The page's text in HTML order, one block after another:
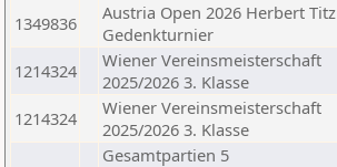
1349836
Austria Open 2026 Herbert Titz
Gedenkturnier
1214324
Wiener Vereinsmeisterschaft
2025/2026 3. Klasse
1214324
Wiener Vereinsmeisterschaft
2025/2026 3. Klasse
Gesamtpartien 5